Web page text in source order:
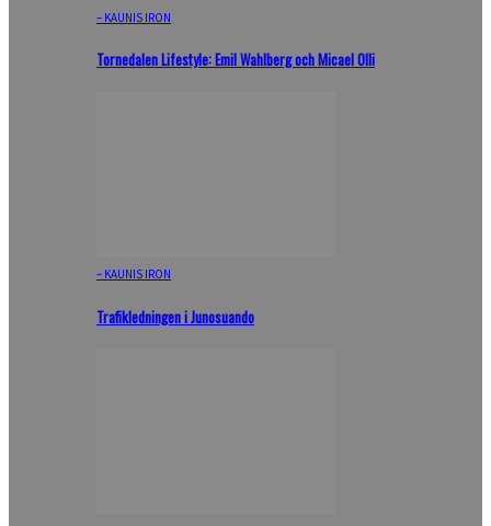
– KAUNIS IRON
Tornedalen Lifestyle: Emil Wahlberg och Micael Olli
– KAUNIS IRON
Trafikledningen i Junosuando